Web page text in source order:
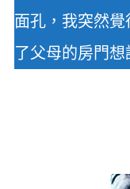
面孔，我突然
了父母的房門想